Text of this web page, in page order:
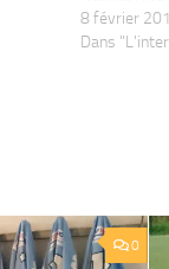
8 février
Dans
0